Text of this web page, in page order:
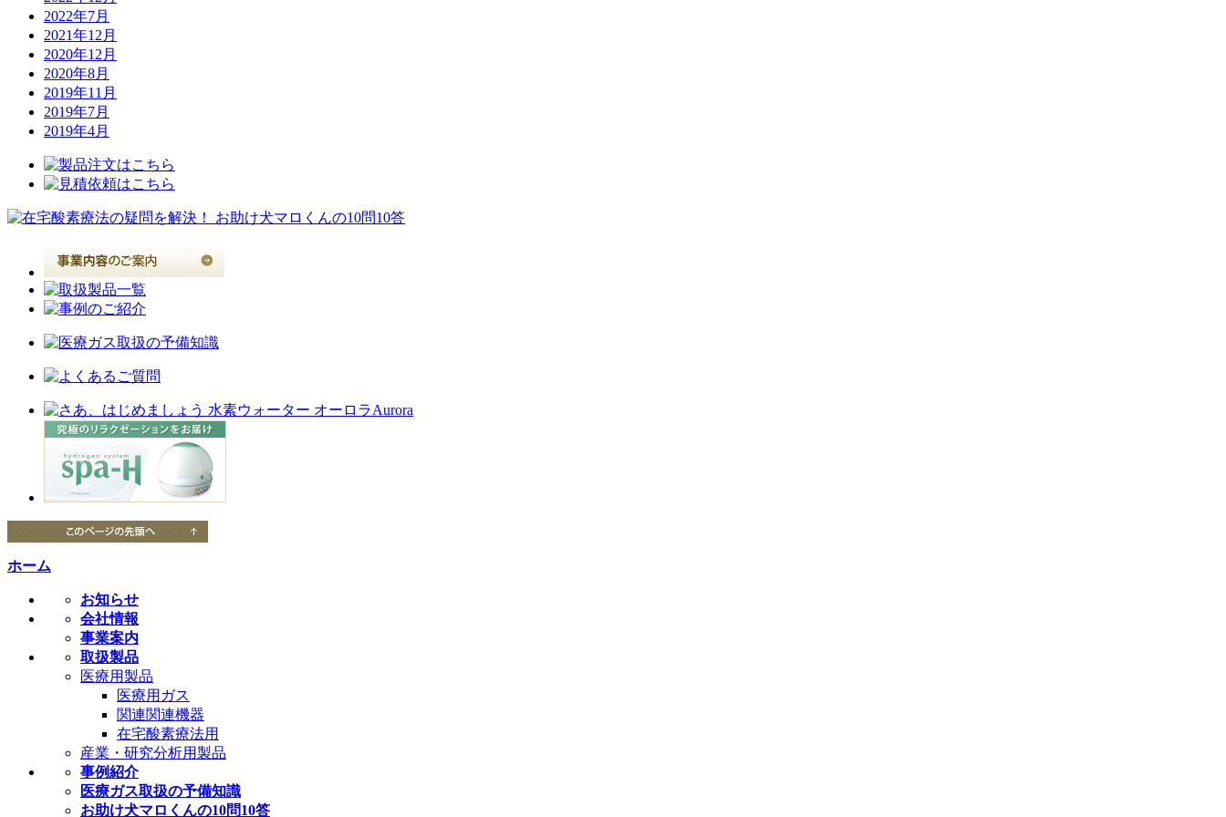
2022年7月
2021年12月
2020年12月
2020年8月
2019年11月
2019年7月
2019年4月
ホーム
お知らせ
会社情報
事業案内
取扱製品
医療用製品
医療用ガス
関連関連機器
在宅酸素療法用
産業・研究分析用製品
事例紹介
医療ガス取扱の予備知識
お助け犬マロくんの10問10答